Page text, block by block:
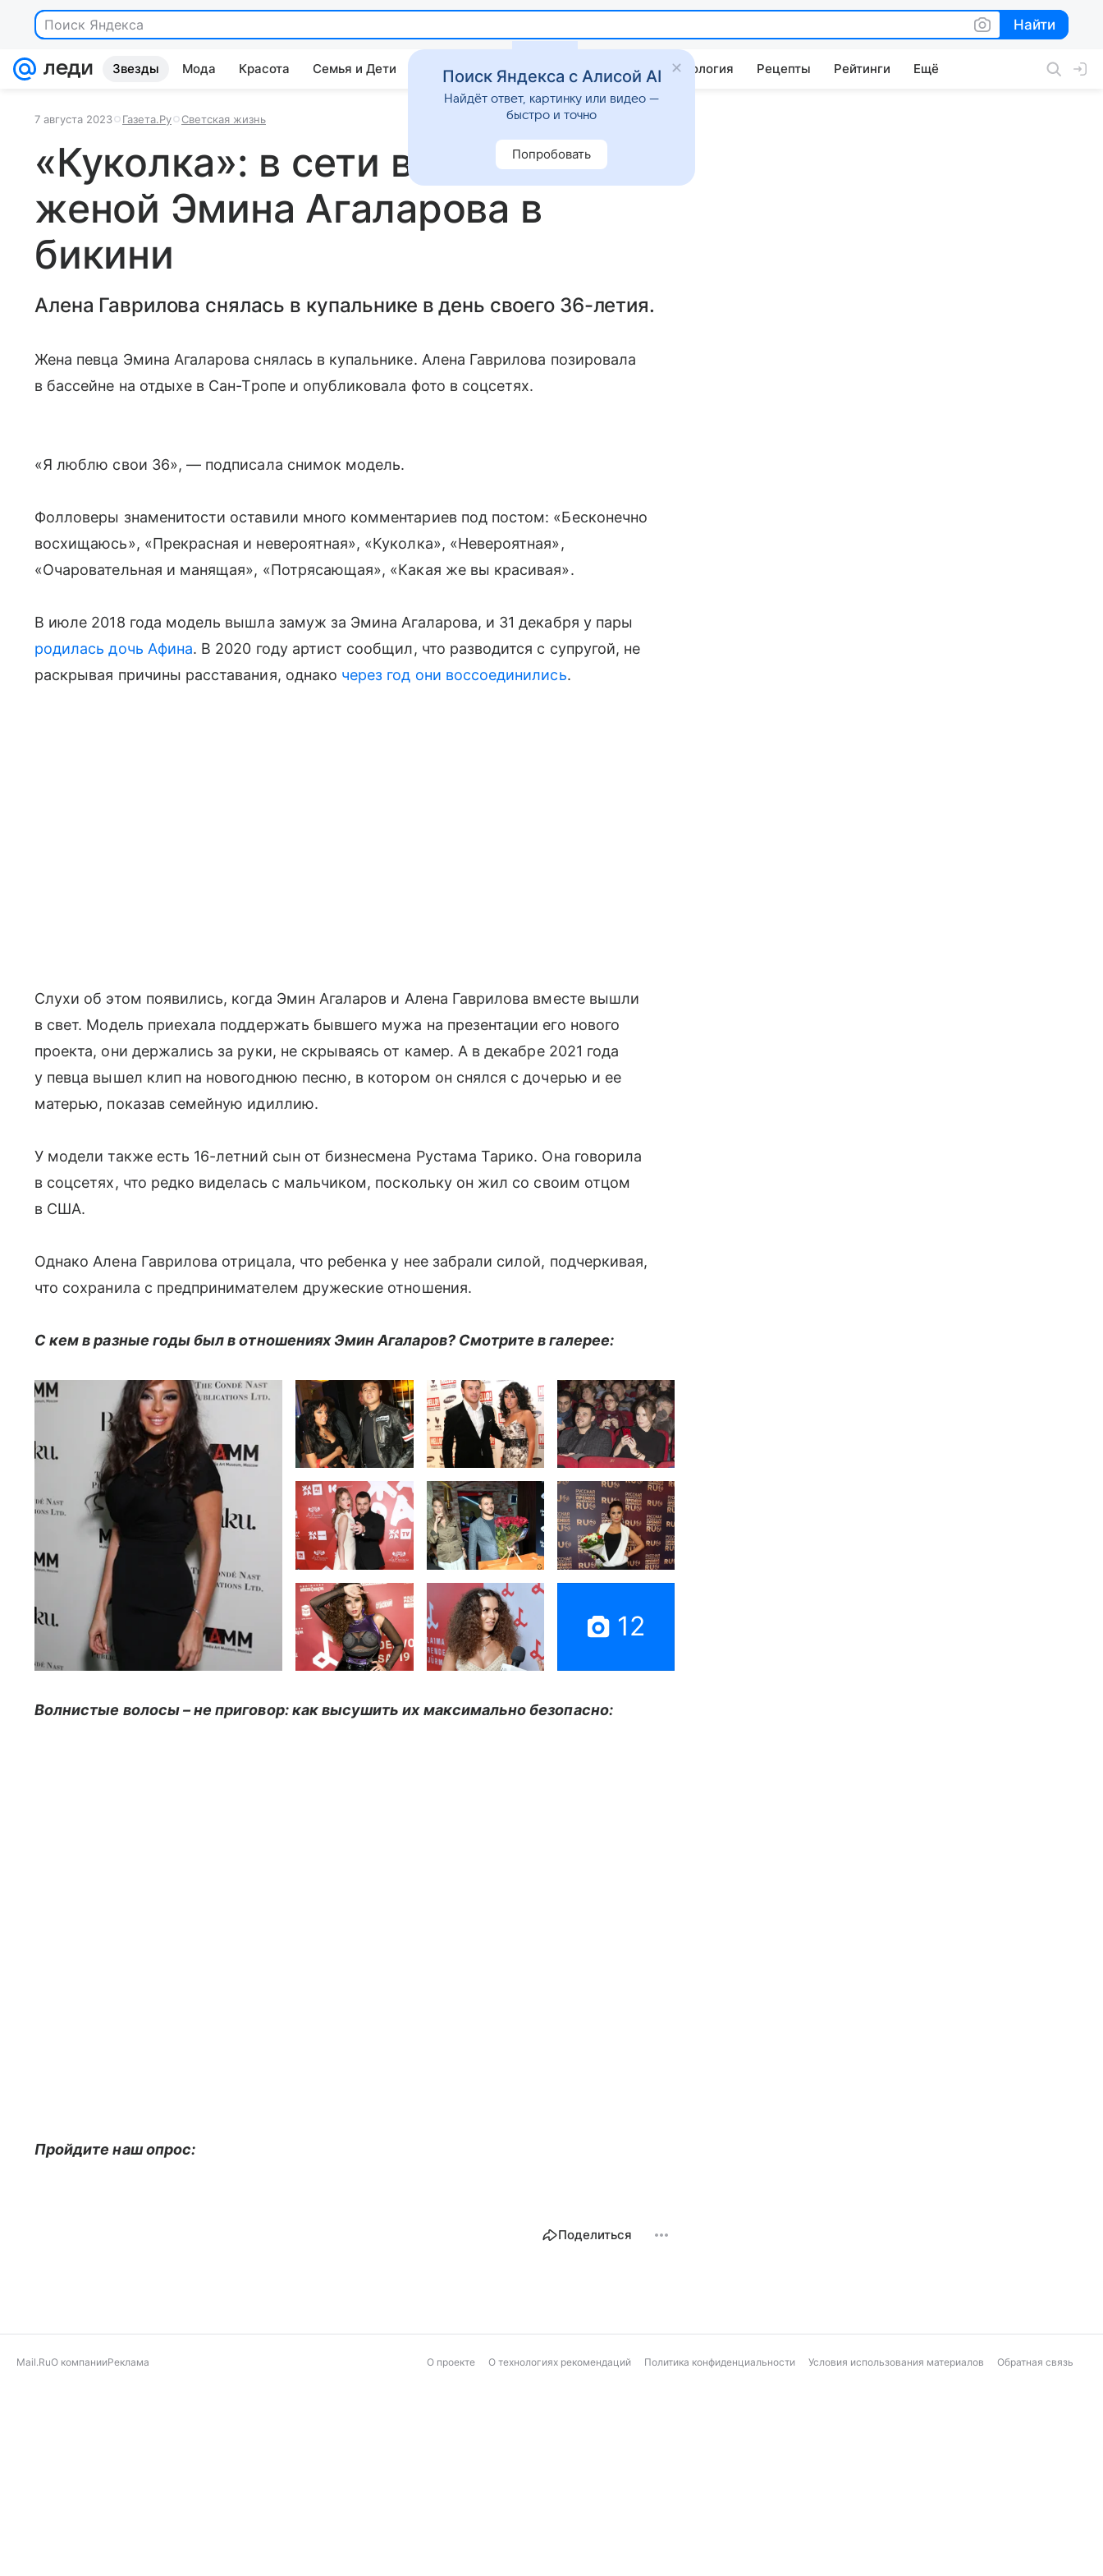
Поиск Яндекса Найти
Найти
Звезды Мода Красота Семья и Дети Дом Гороскопы Стиль жизни Психология Рецепты Рейтинги Ещё
7 августа 2023 Газета.Ру Светская жизнь
«Куколка»: в сети восхитились
женой Эмина Агаларова в
бикини
Алена Гаврилова снялась в купальнике в день своего 36-летия.
Жена певца Эмина Агаларова снялась в купальнике. Алена Гаврилова позировала
в бассейне на отдыхе в Сан-Тропе и опубликовала фото в соцсетях.
«Я люблю свои 36», — подписала снимок модель.
Фолловеры знаменитости оставили много комментариев под постом: «Бесконечно
восхищаюсь», «Прекрасная и невероятная», «Куколка», «Невероятная»,
«Очаровательная и манящая», «Потрясающая», «Какая же вы красивая».
В июле 2018 года модель вышла замуж за Эмина Агаларова, и 31 декабря у пары
родилась дочь Афина. В 2020 году артист сообщил, что разводится с супругой, не
раскрывая причины расставания, однако через год они воссоединились.
Слухи об этом появились, когда Эмин Агаларов и Алена Гаврилова вместе вышли
в свет. Модель приехала поддержать бывшего мужа на презентации его нового
проекта, они держались за руки, не скрываясь от камер. А в декабре 2021 года
у певца вышел клип на новогоднюю песню, в котором он снялся с дочерью и ее
матерью, показав семейную идиллию.
У модели также есть 16-летний сын от бизнесмена Рустама Тарико. Она говорила
в соцсетях, что редко виделась с мальчиком, поскольку он жил со своим отцом
в США.
Однако Алена Гаврилова отрицала, что ребенка у нее забрали силой, подчеркивая,
что сохранила с предпринимателем дружеские отношения.
С кем в разные годы был в отношениях Эмин Агаларов? Смотрите в галерее:
12
Волнистые волосы – не приговор: как высушить их максимально безопасно:
Пройдите наш опрос:
Поделиться
Mail.RuО компанииРеклама О проекте О технологиях рекомендаций Политика конфиденциальности Условия использования материалов Обратная связь
Поиск Яндекса с Алисой AI
Найдёт ответ, картинку или видео —
быстро и точно
Попробовать